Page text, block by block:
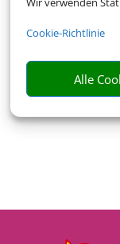
Cookie-Richtlinie
Alle